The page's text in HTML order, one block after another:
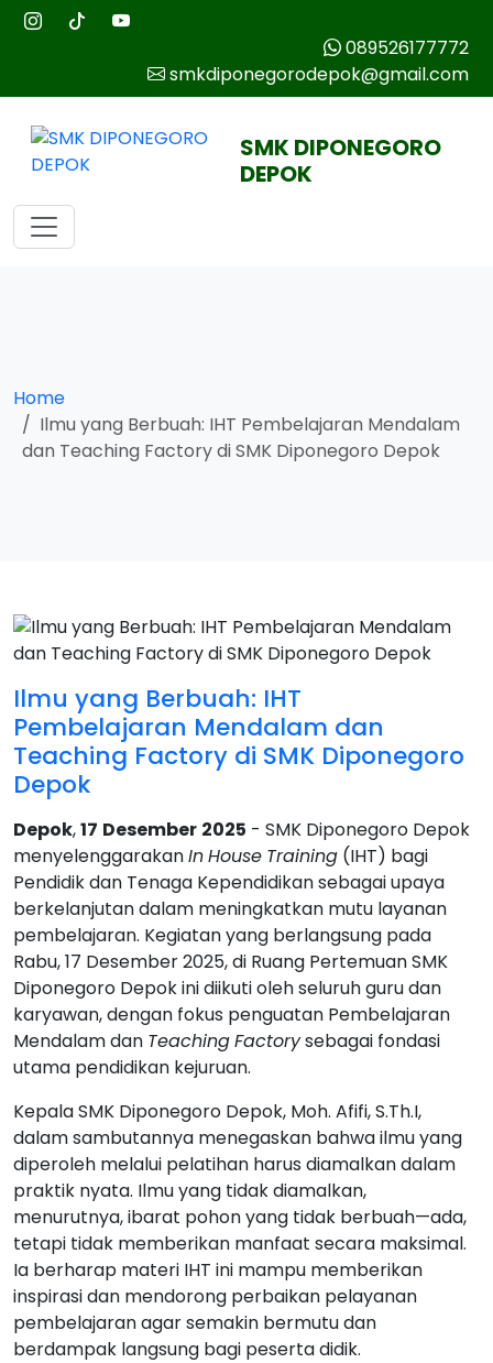
089526177772
smkdiponegorodepok@gmail.com
SMK DIPONEGORO
DEPOK
Home
Ilmu yang Berbuah: IHT Pembelajaran Mendalam
dan Teaching Factory di SMK Diponegoro Depok
Ilmu yang Berbuah: IHT
Pembelajaran Mendalam dan
Teaching Factory di SMK Diponegoro
Depok
Depok,17 Desember 2025 - SMK Diponegoro Depok
menyelenggarakanInHouse Training (IHT) bagi
Pendidik dan Tenaga Kependidikan sebagai upaya
berkelanjutan dalam meningkatkan mutu layanan
pembelajaran. Kegiatan yang berlangsung pada
Rabu, 17 Desember 2025, di Ruang Pertemuan SMK
Diponegoro Depok ini diikuti oleh seluruh guru dan
karyawan, dengan fokus penguatan Pembelajaran
Mendalam dan TeachingFactorysebagai fondasi
utama pendidikan kejuruan.
Kepala SMK Diponegoro Depok, Moh. Afifi, S.Th.I,
dalam sambutannya menegaskan bahwa ilmu yang
diperoleh melalui pelatihan harus diamalkan dalam
praktik nyata. Ilmu yang tidak diamalkan,
menurutnya, ibarat pohon yang tidak berbuah—ada,
tetapi tidak memberikan manfaat secara maksimal.
Ia berharap materi IHT ini mampu memberikan
inspirasi dan mendorong perbaikan pelayanan
pembelajaran agar semakin bermutu dan
berdampak langsung bagi peserta didik.